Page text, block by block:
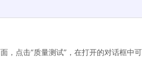
，点击“质量测试”，在打开的对话框中